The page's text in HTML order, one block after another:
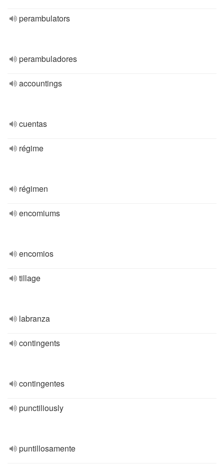
perambulators
perambuladores
accountings
cuentas
régime
régimen
encomiums
encomios
tillage
labranza
contingents
contingentes
punctiliously
puntillosamente